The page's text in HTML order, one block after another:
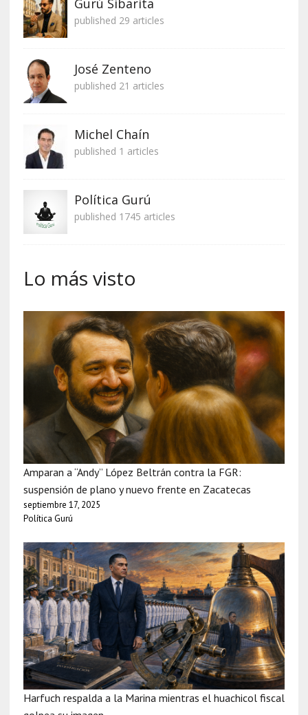
Gurú Sibarita
published 29 articles
José Zenteno
published 21 articles
Michel Chaín
published 1 articles
Política Gurú
published 1745 articles
Lo más visto
Amparan a “Andy” López Beltrán contra la FGR:
suspensión de plano y nuevo frente en Zacatecas
septiembre 17, 2025
Política Gurú
Harfuch respalda a la Marina mientras el huachicol fiscal